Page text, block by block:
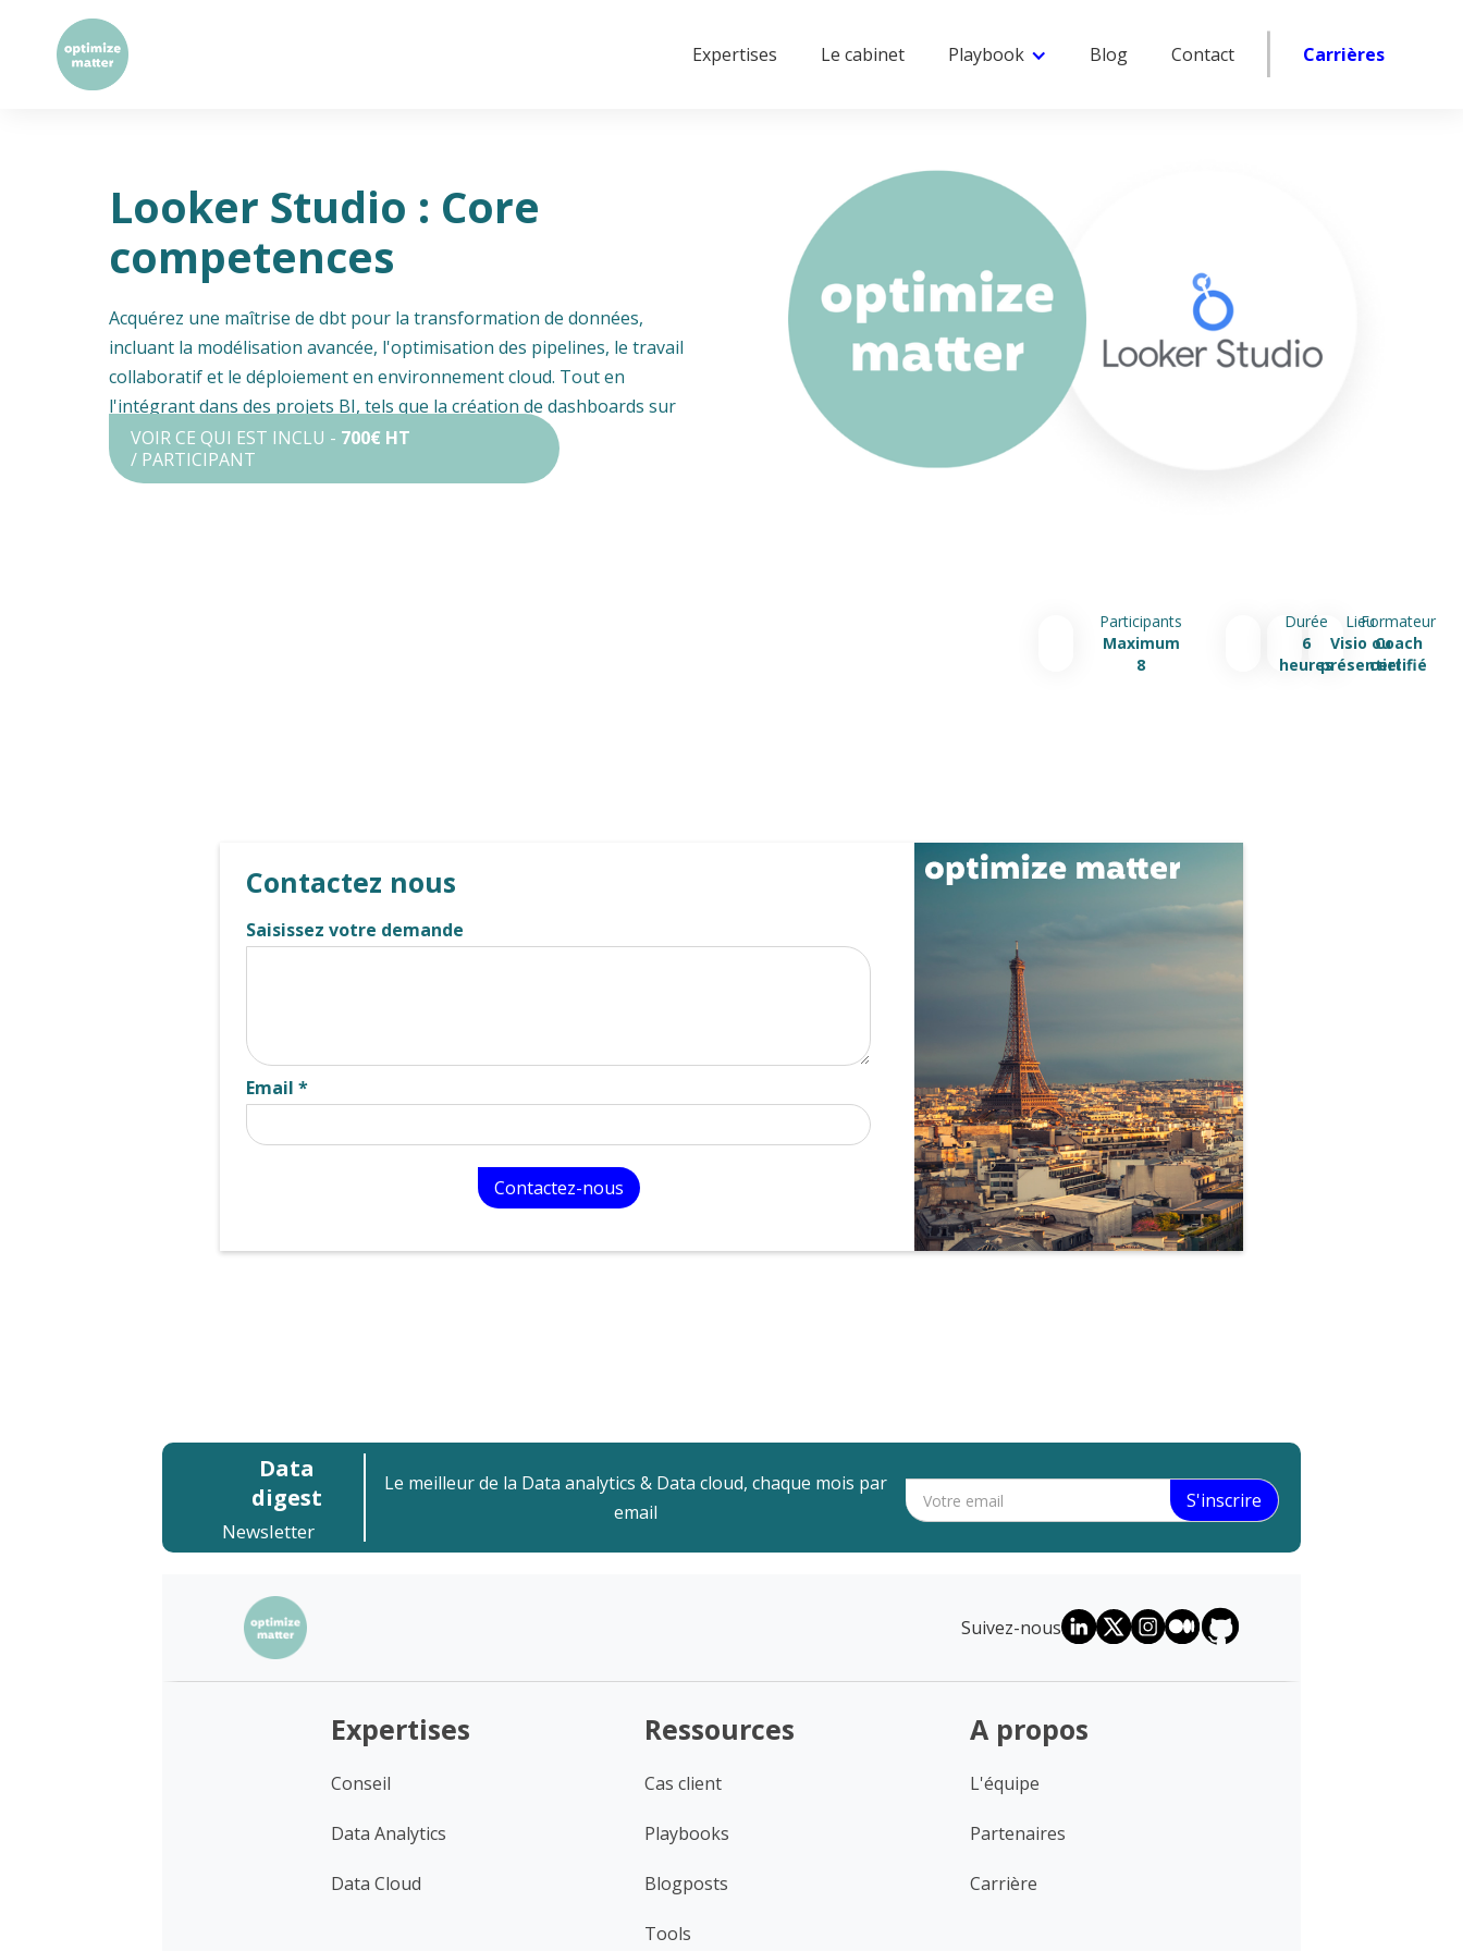
Expertises Le cabinet Playbook Blog Contact | Carrières
Looker Studio : Core
competences
Acquérez une maîtrise de dbt pour la transformation de données,
incluant la modélisation avancée, l'optimisation des pipelines, le travail
collaboratif et le déploiement en environnement cloud. Tout en
l'intégrant dans des projets BI, tels que la création de dashboards sur
Looker Studio.
VOIR CE QUI EST INCLU - 700€ HT
/ PARTICIPANT
Participants
Maximum
8
Durée
6
heures
Lieu
Visio ou
présentiel
Formateur
Coach
certifié
Contactez nous
Saisissez votre demande
Email *
Newsletter
Data
digest
Le meilleur de la Data analytics & Data cloud, chaque mois par
email
Suivez-nous
Expertises
Conseil
Data Analytics
Data Cloud
Ressources
Cas client
Playbooks
Blogposts
Tools
A propos
L'équipe
Partenaires
Carrière